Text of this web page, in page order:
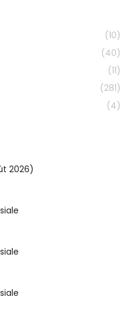
(10)
(40)
(11)
(281)
(4)
2026)